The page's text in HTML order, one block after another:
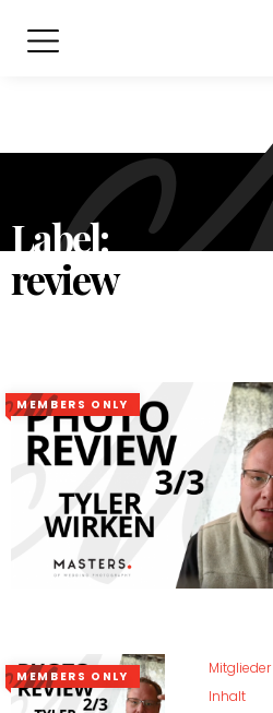
Label:
review
MEMBERS ONLY
MEMBERS ONLY
Mitglieder
Inhalt